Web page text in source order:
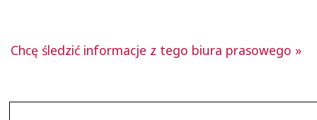
Chcę śledzić informacje z tego biura prasowego »